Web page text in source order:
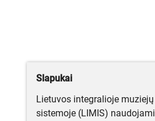
Slapukai
Lietuvos integralioje
sistemoje (LIMIS)